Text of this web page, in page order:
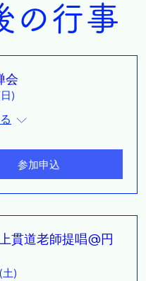
の行事
会
)
参加申込
貫道老師提唱@円
土)